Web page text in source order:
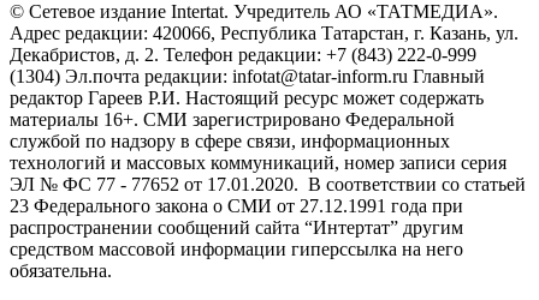
© Сетевое издание Intertat. Учредитель АО «ТАТМЕДИА».
Адрес редакции: 420066, Республика Татарстан, г. Казань, ул.
Декабристов, д. 2. Телефон редакции: +7 (843) 222-0-999
(1304) Эл.почта редакции: infotat@tatar-inform.ru Главный
редактор Гареев Р.И. Настоящий ресурс может содержать
материалы 16+. СМИ зарегистрировано Федеральной
службой по надзору в сфере связи, информационных
технологий и массовых коммуникаций, номер записи серия
ЭЛ № ФС 77 - 77652 от 17.01.2020. В соответствии со статьей
23 Федерального закона о СМИ от 27.12.1991 года при
распространении сообщений сайта “Интертат” другим
средством массовой информации гиперссылка на него
обязательна.